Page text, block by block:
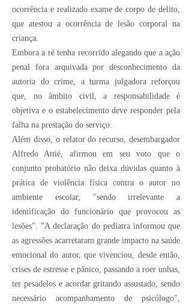
ocorrência e realizado exame de corpo de delito,
que atestou a ocorrência de lesão corporal na
criança.
Embora a ré tenha recorrido alegando que a ação
penal fora arquivada por desconhecimento da
autoria do crime, a turma julgadora reforçou
que, no âmbito civil, a responsabilidade é
objetiva e o estabelecimento deve responder pela
falha na prestação do serviço.
Além disso, o relator do recurso, desembargador
Alfredo Attié, afirmou em seu voto que o
conjunto probatório não deixa dúvidas quanto à
prática de violência física contra o autor no
ambiente escolar, "sendo irrelevante a
identificação do funcionário que provocou as
lesões". "A declaração do pediatra informou que
as agressões acarretaram grande impacto na saúde
emocional do autor, que vivenciou, desde então,
crises de estresse e pânico, passando a roer unhas,
ter pesadelos e acordar gritando assustado, sendo
necessário acompanhamento de psicólogo",